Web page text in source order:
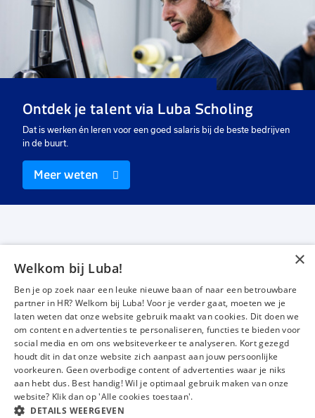
Ontdek je talent via Luba Scholing
Dat is werken én leren voor een goed salaris bij de beste bedrijven
in de buurt.
Meer weten
Werken bij Luba
Voor werkgevers
Mijn Luba
Contact
InstagramFacebookLinkedIn YouTube
×
Welkom bij Luba!
Ben je op zoek naar een leuke nieuwe baan of naar een betrouwbare
partner in HR? Welkom bij Luba! Voor je verder gaat, moeten we je
laten weten dat onze website gebruik maakt van cookies. Dit doen we
om content en advertenties te personaliseren, functies te bieden voor
social media en om ons websiteverkeer te analyseren. Kort gezegd
houdt dit in dat onze website zich aanpast aan jouw persoonlijke
voorkeuren. Geen overbodige content of advertenties waar je niks
aan hebt dus. Best handig! Wil je optimaal gebruik maken van onze
website? Klik dan op 'Alle cookies toestaan'.
DETAILS WEERGEVEN